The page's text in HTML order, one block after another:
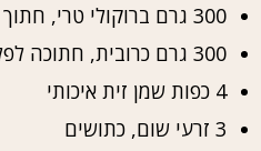
300 גרם ברוקולי טרי, חתוך לפלחים
300 גרם כרובית, חתוכה לפלחים
4 כפות שמן זית איכותי
3 זרעי שום, כתושים